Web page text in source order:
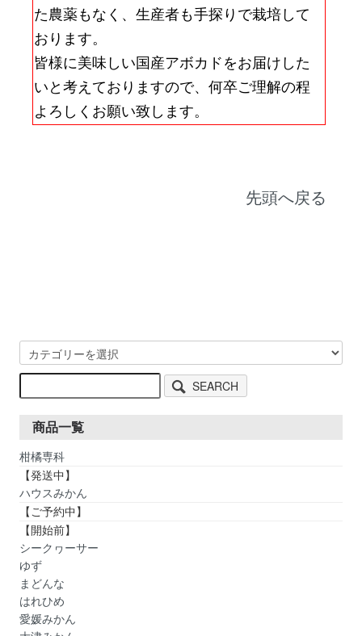
た農薬もなく、生産者も手探りで栽培して
おります。
皆様に美味しい国産アボカドをお届けした
いと考えておりますので、何卒ご理解の程
よろしくお願い致します。
先頭へ戻る
SEARCH
商品一覧
柑橘専科
【発送中】
ハウスみかん
【ご予約中】
【開始前】
シークヮーサー
ゆず
まどんな
はれひめ
愛媛みかん